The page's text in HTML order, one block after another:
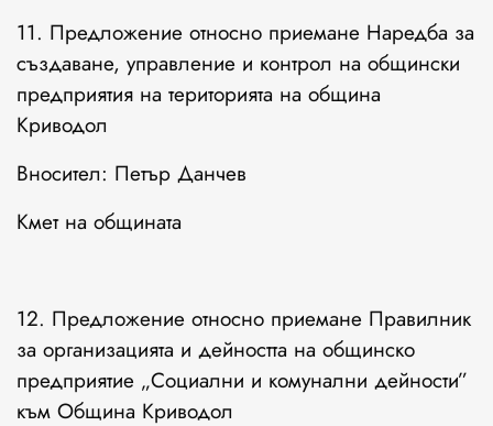
11. Предложение относно приемане Наредба за
създаване, управление и контрол на общински
предприятия на територията на община
Криводол
Вносител: Петър Данчев
Кмет на общината
12. Предложение относно приемане Правилник
за организацията и дейността на общинско
предприятие „Социални и комунални дейности”
към Община Криводол